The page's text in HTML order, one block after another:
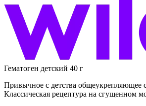
Гематоген детский 40 г
Привычное с детства общеукрепляющее
Классическая рецептура на сгущенном